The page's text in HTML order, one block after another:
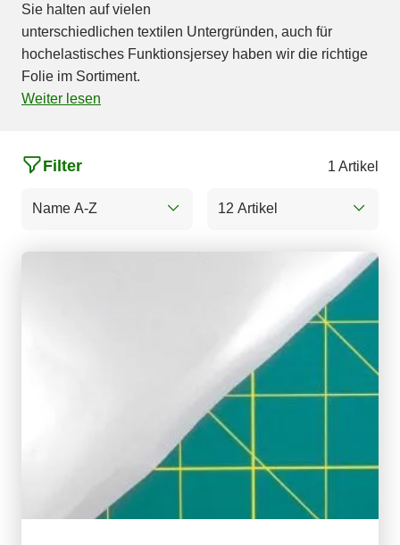
Sie halten auf vielen
unterschiedlichen textilen Untergründen, auch für
hochelastisches Funktionsjersey haben wir die richtige
Folie im Sortiment.
Weiter lesen
Name A-Z
Filter 1 Artikel
12 Artikel